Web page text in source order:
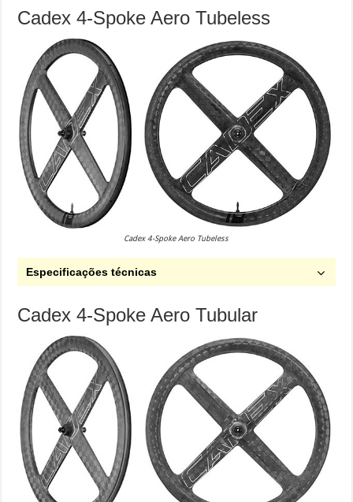
Cadex 4-Spoke Aero Tubeless
Cadex 4-Spoke Aero Tubeless
Especificações técnicas
Cadex 4-Spoke Aero Tubular